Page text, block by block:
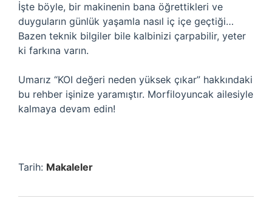
İşte böyle, bir makinenin bana öğrettikleri ve
duyguların günlük yaşamla nasıl iç içe geçtiği…
Bazen teknik bilgiler bile kalbinizi çarpabilir, yeter
ki farkına varın.
Umarız “KOI değeri neden yüksek çıkar” hakkındaki
bu rehber işinize yaramıştır. Morfiloyuncak ailesiyle
kalmaya devam edin!
Tarih: Makaleler